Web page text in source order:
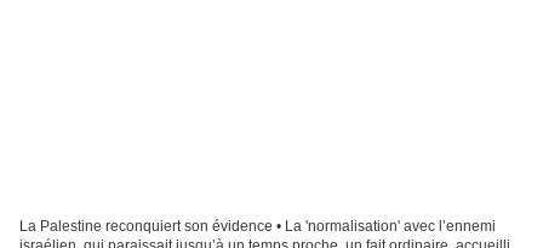
La Palestine reconquiert son évidence • La 'normalisation' avec l’ennemi